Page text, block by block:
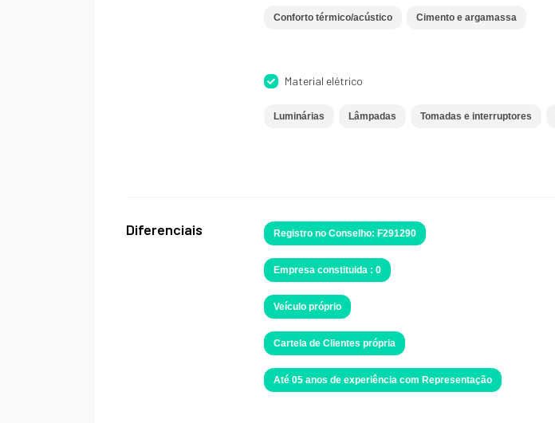
Conforto térmico/acústico Cimento e argamassa
Material elétrico
Luminárias Lâmpadas Tomadas e interruptores
Diferenciais Registro no Conselho: F291290
Empresa constituida : 0
Veículo próprio
Cartela de Clientes própria
Até 05 anos de experiência com Representação